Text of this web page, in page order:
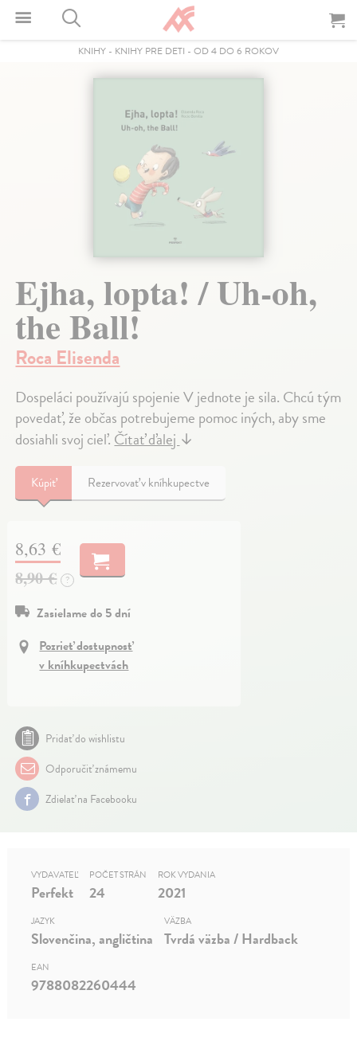
KNIHY - KNIHY PRE DETI - OD 4 DO 6 ROKOV
Ejha, lopta! / Uh-oh,
the Ball!
Roca Elisenda
Dospeláci používajú spojenie V jednote je sila. Chcú tým
povedať, že občas potrebujeme pomoc iných, aby sme
dosiahli svoj cieľ. Čítať ďalej ↓
Kúpiť Rezervovať v kníhkupectve
8,63 €
8,90 € ?
Zasielame do 5 dní
Pozrieť dostupnosť
v kníhkupectvách
Pridať do wishlistu
Odporučiť známemu
Zdielať na Facebooku
VYDAVATEĽ
Perfekt
POČET STRÁN
24
ROK VYDANIA
2021
JAZYK
Slovenčina, angličtina
VÄZBA
Tvrdá väzba / Hardback
EAN
9788082260444